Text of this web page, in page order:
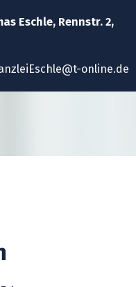
Eschle, Rennstr. 2,
online.de